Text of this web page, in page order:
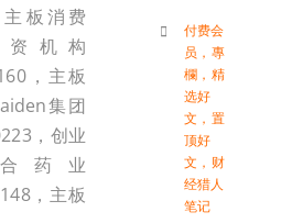
主板消费
机构
，主板
集团
，创业
药业
，主板
付费会
员 ， 專
欄 ， 精
选好
文 ， 置
顶好
文 ， 财
经猎人
笔记